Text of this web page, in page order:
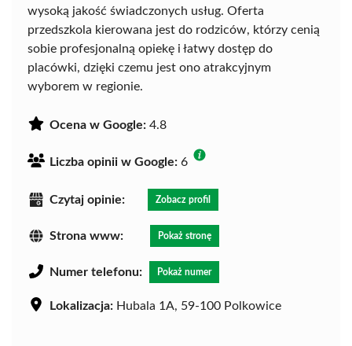
wysoką jakość świadczonych usług. Oferta
przedszkola kierowana jest do rodziców, którzy cenią
sobie profesjonalną opiekę i łatwy dostęp do
placówki, dzięki czemu jest ono atrakcyjnym
wyborem w regionie.
Ocena w Google: 4.8
Liczba opinii w Google: 6
Czytaj opinie: Zobacz profil
Strona www: Pokaż stronę
Numer telefonu: Pokaż numer
Lokalizacja: Hubala 1A, 59-100 Polkowice